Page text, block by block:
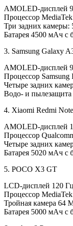
AMOLED-дисплей
Процессор
Три задних
Батарея 4500 мАч с
3. Samsung Galaxy
AMOLED-дисплей
Процессор Samsung
Четыре задних
Водо- и пылезащита
4. Xiaomi Redmi
AMOLED-дисплей
Процессор
Четыре задних
Батарея 5020 мАч с
5. POCO X3 GT
LCD-дисплей 120 Гц
Процессор
Тройная камера 64
Батарея 5000 мАч с